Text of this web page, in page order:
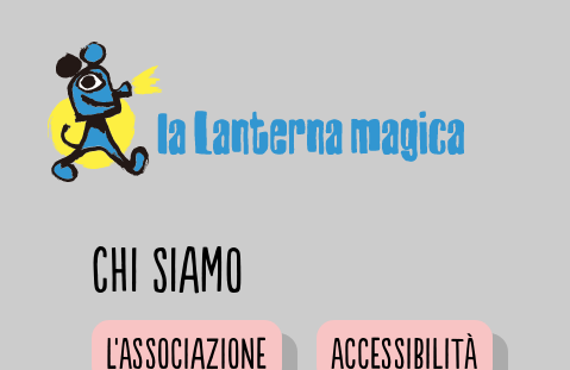
Chi siamo
L'Associazione Accessibilità